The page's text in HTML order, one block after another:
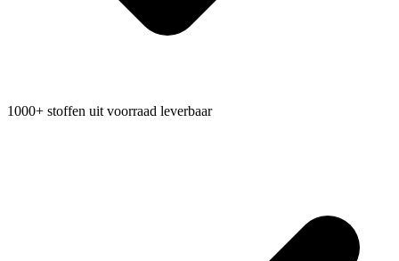
1000+ stoffen uit voorraad leverbaar